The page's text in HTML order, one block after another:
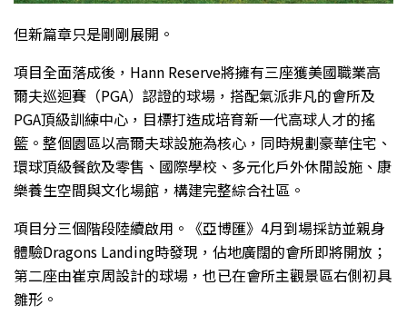
但新篇章只是剛剛展開。
項目全面落成後，Hann Reserve將擁有三座獲美國職業高
爾夫巡迴賽（PGA）認證的球場，搭配氣派非凡的會所及
PGA頂級訓練中心，目標打造成培育新一代高球人才的搖
籃。整個園區以高爾夫球設施為核心，同時規劃豪華住宅、
環球頂級餐飲及零售、國際學校、多元化戶外休閒設施、康
樂養生空間與文化場館，構建完整綜合社區。
項目分三個階段陸續啟用。《亞博匯》4月到場採訪並親身
體驗Dragons Landing時發現，佔地廣闊的會所即將開放；
第二座由崔京周設計的球場，也已在會所主觀景區右側初具
雛形。